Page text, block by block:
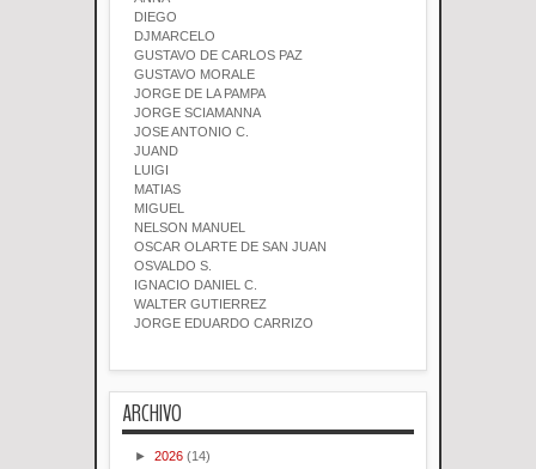
DIEGO
DJMARCELO
GUSTAVO DE CARLOS PAZ
GUSTAVO MORALE
JORGE DE LA PAMPA
JORGE SCIAMANNA
JOSE ANTONIO C.
JUAND
LUIGI
MATIAS
MIGUEL
NELSON MANUEL
OSCAR OLARTE DE SAN JUAN
OSVALDO S.
IGNACIO DANIEL C.
WALTER GUTIERREZ
JORGE EDUARDO CARRIZO
ARCHIVO
► 2026 (14)